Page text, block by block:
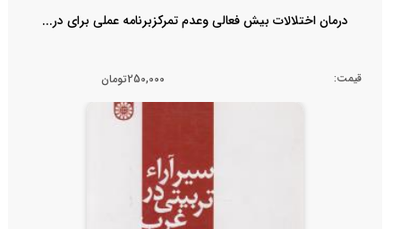
درمان اختلالات بیش فعالی وعدم تمرکزبرنامه عملی برای در...
قیمت: 250,000تومان